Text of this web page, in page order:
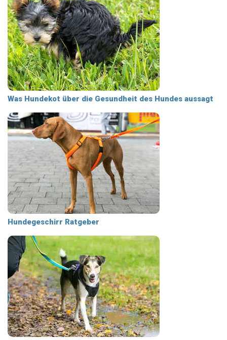
Was Hundekot über die Gesundheit des Hundes aussagt
Hundegeschirr Ratgeber